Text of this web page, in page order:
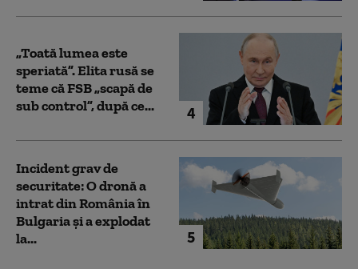
4
„Toată lumea este
speriată”. Elita rusă se
teme că FSB „scapă de
sub control”, după ce...
5
Incident grav de
securitate: O dronă a
intrat din România în
Bulgaria şi a explodat
la...